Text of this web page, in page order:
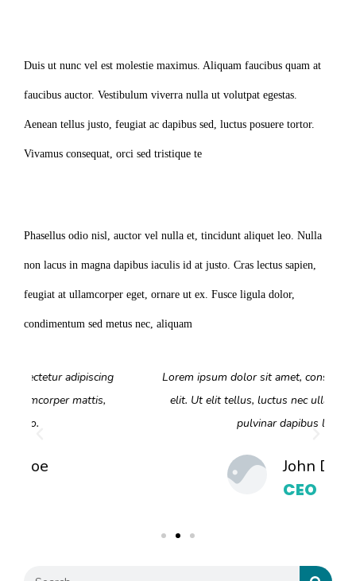
Duis ut nunc vel est molestie maximus. Aliquam faucibus quam at
faucibus auctor. Vestibulum viverra nulla ut volutpat egestas.
Aenean tellus justo, feugiat ac dapibus sed, luctus posuere tortor.
Vivamus consequat, orci sed tristique te
Phasellus odio nisl, auctor vel nulla et, tincidunt aliquet leo. Nulla
non lacus in magna dapibus iaculis id at justo. Cras lectus sapien,
feugiat at ullamcorper eget, ornare ut ex. Fusce ligula dolor,
condimentum sed metus nec, aliquam
Lorem ipsum dolor sit amet, consectetur adipiscing
elit. Ut elit tellus, luctus nec ullamcorper mattis,
John Doe